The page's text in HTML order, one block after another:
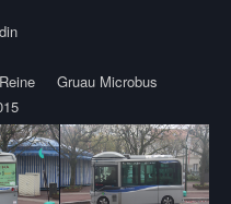
Gruau Microbus